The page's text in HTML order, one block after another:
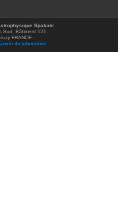
Spatiale
Sud, Bâtiment 121
FRANCE
du laboratoire